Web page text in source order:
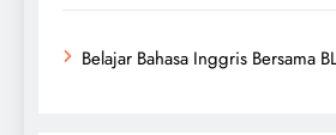
Belajar Bahasa Inggris Bersama